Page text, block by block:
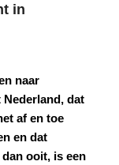
in
naar
dat
af en toe
en dat
ooit, is een